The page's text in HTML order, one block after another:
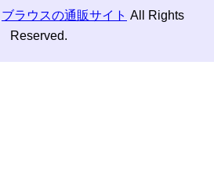
ブラウスの通販サイト All Rights
Reserved.